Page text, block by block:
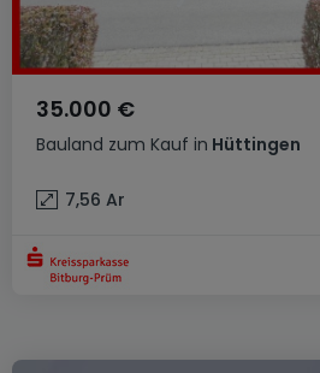
Bauland zum Kauf in Hüttingen
35.000 €
7,56 Ar